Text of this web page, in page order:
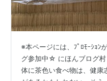
※本ページには、ﾌﾟﾛﾓｰｼｮ
グ参加中☆ にほんブログ
体に茶色い食べ物は、健康